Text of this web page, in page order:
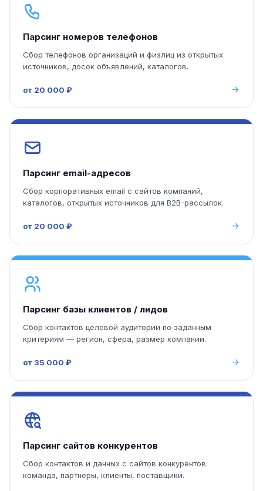
Парсинг номеров телефонов
Сбор телефонов организаций и физлиц из открытых
источников, досок объявлений, каталогов.
от 20 000 ₽
Парсинг email-адресов
Сбор корпоративных email с сайтов компаний,
каталогов, открытых источников для B2B-рассылок.
от 20 000 ₽
Парсинг базы клиентов / лидов
Сбор контактов целевой аудитории по заданным
критериям — регион, сфера, размер компании.
от 35 000 ₽
Парсинг сайтов конкурентов
Сбор контактов и данных с сайтов конкурентов:
команда, партнёры, клиенты, поставщики.